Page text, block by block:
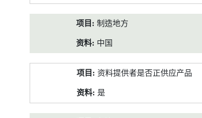
制造地方
中国
资料提供者是否正供应产品
是